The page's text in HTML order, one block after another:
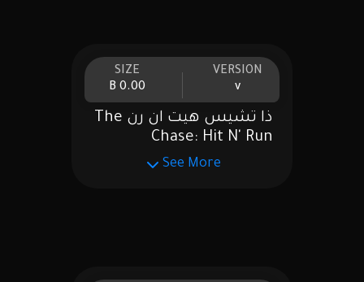
VERSION
v
SIZE
0.00 B
ذا تشيس هيت ان رن The
Chase: Hit N' Run
See More